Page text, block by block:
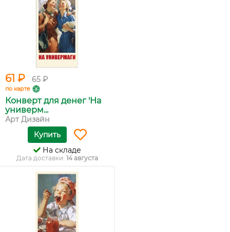
61 ₽ 65 ₽
по карте
Конверт для денег 'На
универм...
Арт Дизайн
Купить
На складе
Дата доставки: 14 августа